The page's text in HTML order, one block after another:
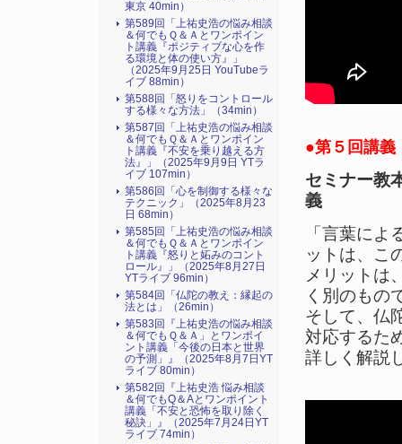
●第５回講義
セミナー教
義
「言葉に
ットは、こ
メリットは
く別のもの
そして、仏
対応するた
詳しく解説
東京 40min）
第589回「上祐史浩の悩み相談
＆何でもＱ＆Ａとワンポイン
ト講義『ポジティブな心を作
る環境と体の使い方』​」
（2025年9月25日 YouTubeラ
イブ 88min）
第588回「怒りをコントロール
する様々な方法」（34min）
第587回「上祐史浩の悩み相談
＆何でもＱ＆Ａとワンポイン
ト講義『不安を乗り越える方
法』​」（2025年9月9日 YTラ
イブ 107min）
第586回「心を制御する様々な
テクニック」（2025年8月23
日 68min）
第585回「上祐史浩の悩み相談
＆何でもＱ＆Ａとワンポイン
ト講義『怒りと妬みのコント
ロール』​」（2025年8月27日
YTライブ 96min）
第584回「仏陀の教え：縁起の
法とは」（26min）
第583回『上祐史浩の悩み相談
＆何でもＱ＆Ａ」とワンポイ
ント講義「今後の日本と世界
の予測」』（2025年8月7日YT
ライブ 80min）
第582回『上祐史浩 悩み相談
＆何でもQ＆Aとワンポイント
講義「不安と恐怖を取り除く
秘訣」』（2025年7月24日YT
ライブ 74min）